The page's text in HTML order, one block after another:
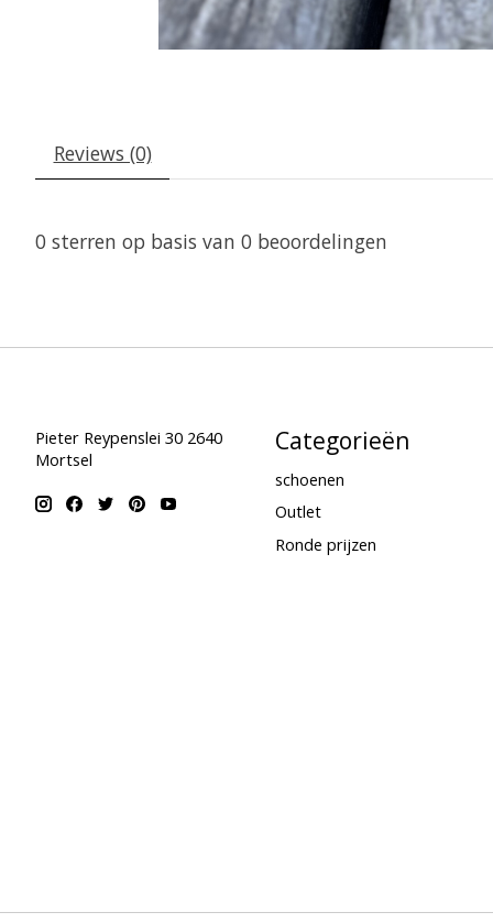
Reviews (0)
0 sterren op basis van 0 beoordelingen
Pieter Reypenslei 30 2640
Mortsel
Categorieën
schoenen
Outlet
Ronde prijzen